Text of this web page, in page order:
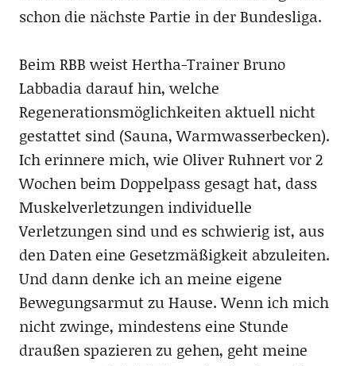
schon die nächste Partie in der Bundesliga.
Beim RBB weist Hertha-Trainer Bruno
Labbadia darauf hin, welche
Regenerationsmöglichkeiten aktuell nicht
gestattet sind (Sauna, Warmwasserbecken).
Ich erinnere mich, wie Oliver Ruhnert vor 2
Wochen beim Doppelpass gesagt hat, dass
Muskelverletzungen individuelle
Verletzungen sind und es schwierig ist, aus
den Daten eine Gesetzmäßigkeit abzuleiten.
Und dann denke ich an meine eigene
Bewegungsarmut zu Hause. Wenn ich mich
nicht zwinge, mindestens eine Stunde
draußen spazieren zu gehen, geht meine